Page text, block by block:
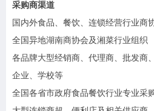
采购商渠道
国内外食品、餐饮、连锁经营行业商
全国异地湖南商协会及湘菜行业组织
各品牌大型经销商、代理商、批发商
企业、学校等
全国各省市政府食品餐饮行业专业采